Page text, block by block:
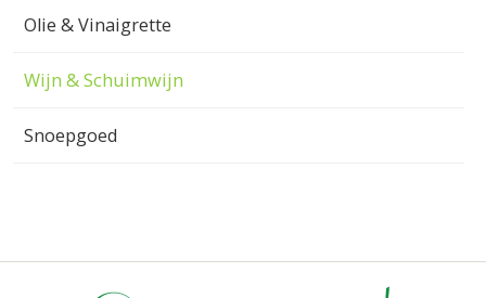
Olie & Vinaigrette
Wijn & Schuimwijn
Snoepgoed